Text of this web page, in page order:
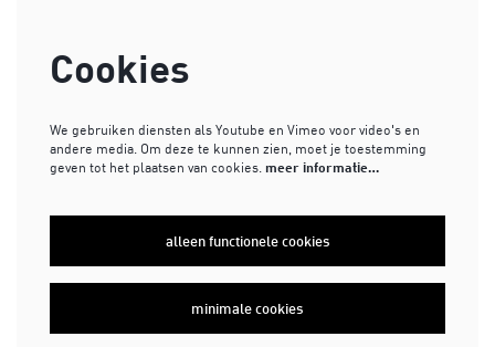
Cookies
We gebruiken diensten als Youtube en Vimeo voor video's en
andere media. Om deze te kunnen zien, moet je toestemming
geven tot het plaatsen van cookies. meer informatie…
alleen functionele cookies
minimale cookies